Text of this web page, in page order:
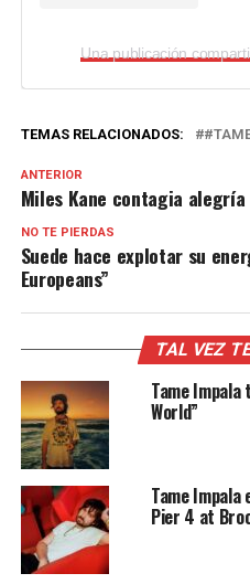
TEMAS RELACIONADOS:
ANTERIOR
Miles Kane contagia
NO TE PIERDAS
Suede hace explotar su
Europeans”
TAL VEZ
Tame
World”
Tame Impala
Pier 4 at